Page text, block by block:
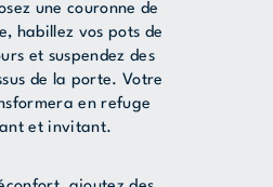
une couronne de
habillez vos pots de
et suspendez des
de la porte. Votre
en refuge
et invitant.